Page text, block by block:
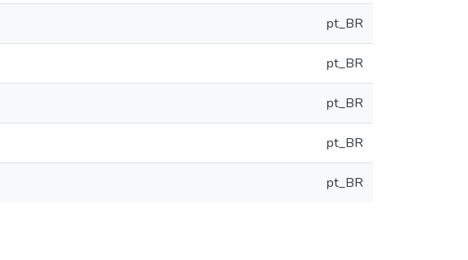
pt_BR
pt_BR
pt_BR
pt_BR
pt_BR